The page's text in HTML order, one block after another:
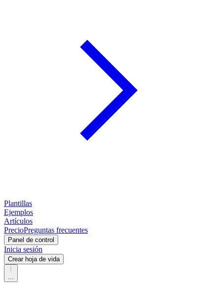
Plantillas
Ejemplos
Artículos
PrecioPreguntas frecuentes
Panel de control
Inicia sesión
Crear hoja de vida
...